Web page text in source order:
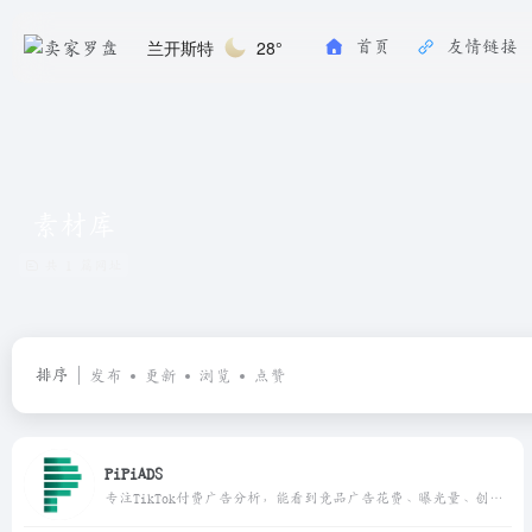
兰开斯特 28° 首页 友情链接
排序 发布 更新 浏览 点赞
PiPiADS
专注TikTok付费广告分析，能看到竞品广告花费、曝光量、创意素材，适合投手和广告优化团队